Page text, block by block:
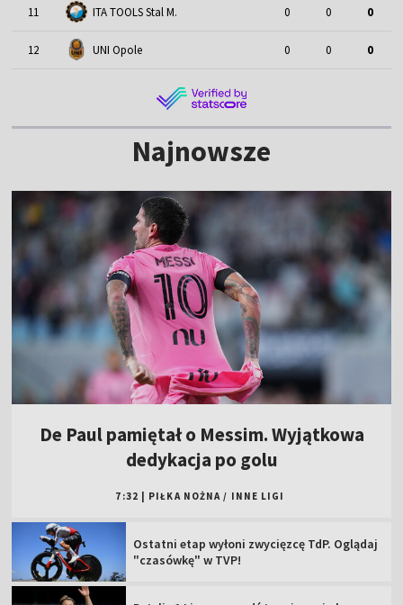
11 ITA TOOLS Stal M. 0 0 0
12 UNI Opole 0 0 0
Najnowsze
De Paul pamiętał o Messim. Wyjątkowa
dedykacja po golu
7:32 PIŁKA NOŻNA / INNE LIGI
Ostatni etap wyłoni zwycięzcę TdP. Oglądaj
"czasówkę" w TVP!